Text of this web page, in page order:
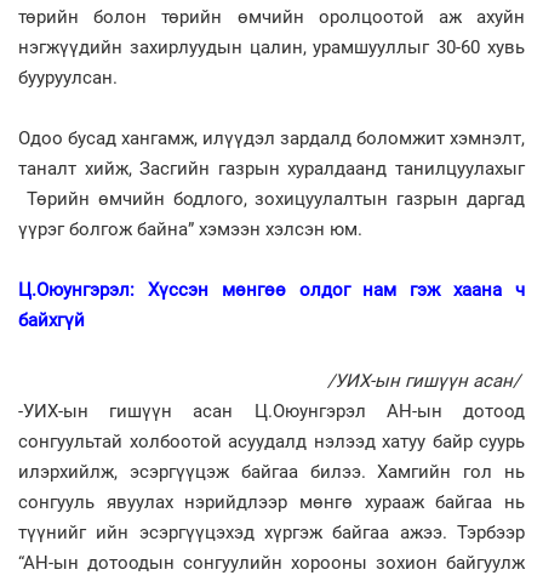
төрийн болон төрийн өмчийн оролцоотой аж ахуйн
нэгжүүдийн захирлуудын цалин, урамшууллыг 30-60 хувь
бууруулсан.
Одоо бусад хангамж, илүүдэл зардалд боломжит хэмнэлт,
таналт хийж, Засгийн газрын хуралдаанд танилцуулахыг
Төрийн өмчийн бодлого, зохицуулалтын газрын даргад
үүрэг болгож байна” хэмээн хэлсэн юм.
Ц.Оюунгэрэл: Хүссэн мөнгөө олдог нам гэж хаана ч
байхгүй
/УИХ-ын гишүүн асан/
-УИХ-ын гишүүн асан Ц.Оюунгэрэл АН-ын дотоод
сонгуультай холбоотой асуудалд нэлээд хатуу байр суурь
илэрхийлж, эсэргүүцэж байгаа билээ. Хамгийн гол нь
сонгууль явуулах нэрийдлээр мөнгө хурааж байгаа нь
түүнийг ийн эсэргүүцэхэд хүргэж байгаа ажээ. Тэрбээр
“АН-ын дотоодын сонгуулийн хорооны зохион байгуулж